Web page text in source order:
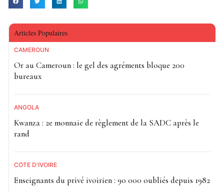
Articles Populaires
CAMEROUN
Or au Cameroun : le gel des agréments bloque 200
bureaux
ANGOLA
Kwanza : 2e monnaie de règlement de la SADC après le
rand
CÔTE D'IVOIRE
Enseignants du privé ivoirien : 90 000 oubliés depuis 1982